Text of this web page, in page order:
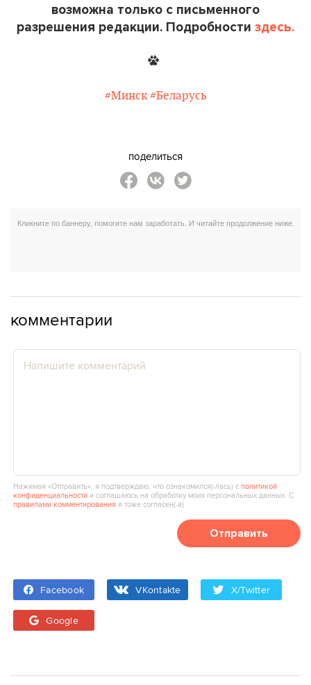
возможна только с письменного
разрешения редакции. Подробности здесь.
#Минск #Беларусь
поделиться
комментарии
Нажимая «Отправить», я подтверждаю, что ознакомился(‑лась) сполитикой
конфиденциальности и соглашаюсь на обработку моих персональных данных. С
правилами комментирования я тоже согласен(‑а).
Отправить
Facebook VKontakte X/Twitter
Google